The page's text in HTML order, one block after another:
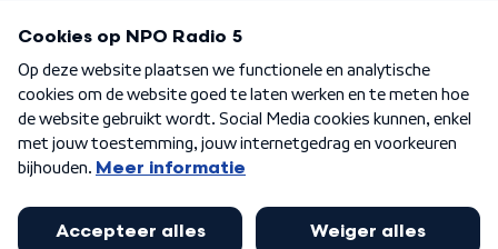
Aanmelden
Algemene voorwaarden